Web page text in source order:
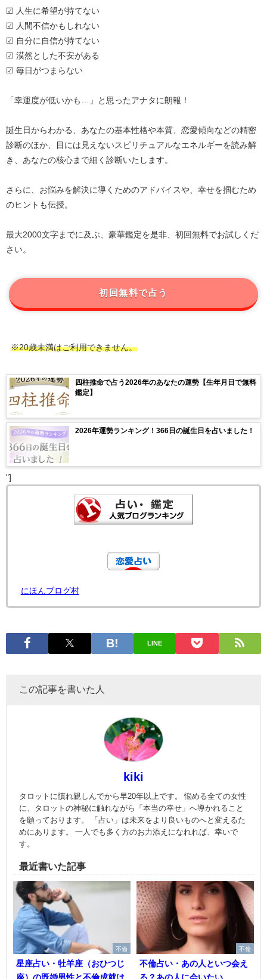
☑ 人生に希望が持てない
☑ 人間不信かもしれない
☑ 自分に自信が持てない
☑ 漠然とした不安がある
☑ 毎日がつまらない
「幸運度が低いかも…」と思ったアナタに朗報！
誕生日からわかる、あなたの基本性格や本質、恋愛傾向などの精密
診断のほか、目には見えないスピリチュアルなエネルギーを読み解
き、あなたの核心まで細く診断いたします。
さらに、お悩みを解決に導くためのアドバイスや、幸せを掴むため
のヒントも伝授。
最大2000文字までに及ぶ、豪華鑑定を是非、初回無料でお試しくだ
さい。
初回無料で占う
※20歳未満はご利用できません。
四柱推命で占う2026年のあなたの運勢【生年月日で無料
鑑定】
2026年運勢ランキング！366日の誕生日を占いました！
"]
にほんブログ村
LINE
この記事を書いた人
kiki
タロットに慣れ親しんでから早20年以上です。 悩める全ての女性
に、タロットの神秘に触れながら「本当の幸せ」へ導かれること
を願っております。 「占い」は未来をより良いものへと変えるた
めにあります。 一人でも多く方のお力添えになれれば、幸いで
す。
最近書いた記事
不倫
星座占い・牡羊座（おひつじ
座）の既婚男性と不倫成就は
不倫
不倫占い・あの人といつ会え
る？あの人に会いたい…